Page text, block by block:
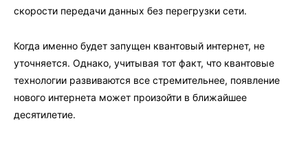
скорости передачи данных без перегрузки сети.
Когда именно будет запущен квантовый интернет, не
уточняется. Однако, учитывая тот факт, что квантовые
технологии развиваются все стремительнее, появление
нового интернета может произойти в ближайшее
десятилетие.